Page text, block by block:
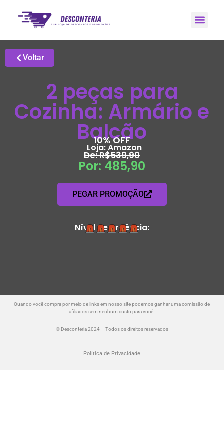
Voltar
2 peças para
Cozinha: Armário e
Balcão
10% OFF
Loja:Amazon
De: R$539,90
Por: 485,90
PEGAR PROMOÇÃO
Nível de Urgência:
Quando você compra por meio de links em nosso site podemos ganhar uma comissão de
afiliados sem nenhum custo para você.
© Desconteria 2024 – Todos os direitos reservados
Política de Privacidade